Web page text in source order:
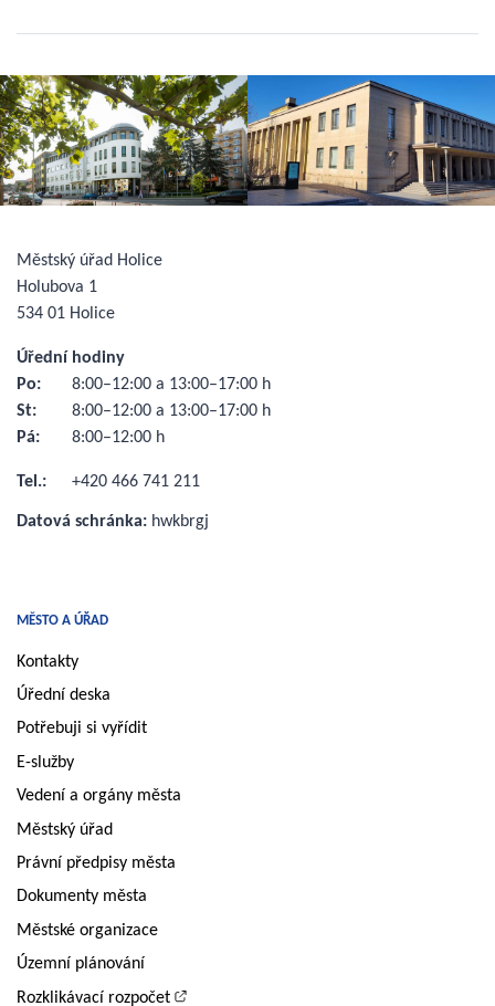
MĚSTO A ÚŘAD
Kontakty
Úřední deska
Potřebuji si vyřídit
E-služby
Vedení a orgány města
Městský úřad
Právní předpisy města
Dokumenty města
Městské organizace
Územní plánování
Rozklikávací rozpočet
Městský úřad Holice
Holubova 1
534 01 Holice
Úřední hodiny
Po:
8:00–12:00 a 13:00–17:00 h
St:
8:00–12:00 a 13:00–17:00 h
Pá:
8:00–12:00 h
Tel.: +420 466 741 211
Datová schránka: hwkbrgj